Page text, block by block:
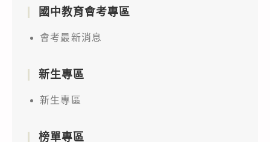
國中教育會考專區
會考最新消息
新生專區
新生專區
榜單專區